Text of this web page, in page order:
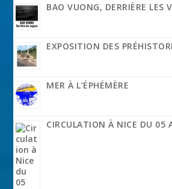
BAO VUONG, DERRIÈRE LES
EXPOSITION DES
MER À L’ÉPHÉMÈRE
CIRCULATION À NICE DU 05